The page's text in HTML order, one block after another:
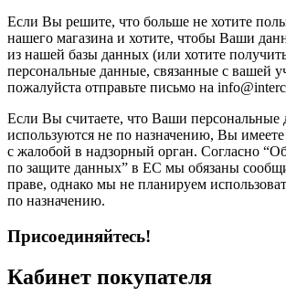
Если Вы решите, что больше не хотите
нашего магазина и хотите, чтобы Ваши
из нашей базы данных (или хотите
персональные данные, связанные с вашей
пожалуйста отправьте письмо на
Если Вы считаете, что Ваши персональные
используются не по назначению, Вы имеете
с жалобой в надзорный орган. Согласно
по защите данных” в ЕС мы обязаны
праве, однако мы не планируем
по назначению.
Присоединяйтесь!
Кабинет покупателя